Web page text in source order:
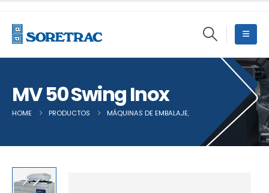
MV 50 Swing Inox
HOME PRODUCTOS MÁQUINAS DE EMBALAJE, MÁQUINAS DE VACÍO